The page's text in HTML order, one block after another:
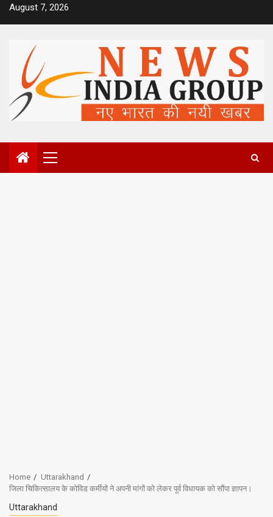
SkipAugust 7, 2026
Primary
Menu
Home
Uttarakhand
जिला चिकित्सालय के कोविड कर्मीयों ने अपनी मांगों को लेकर पूर्व विधायक को सौंपा ज्ञापन।
Uttarakhand